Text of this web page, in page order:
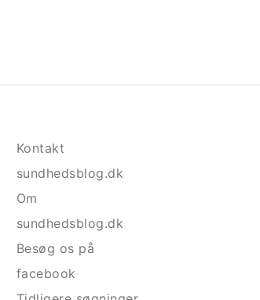
Kontakt
sundhedsblog.dk
Om
sundhedsblog.dk
Besøg os på
facebook